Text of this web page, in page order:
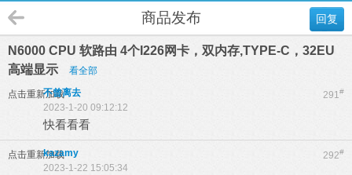
回复
商品发布
N6000 CPU 软路由 4个I226网卡，双内存,TYPE-C，32EU
高端显示
看全部
点击重新加载 291#
不曾离去
2023-1-20 09:12:12
快看看看
点击重新加载 292#
kazamy
2023-1-22 15:05:34